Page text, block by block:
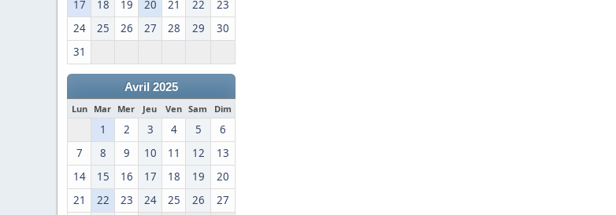
17
18 19 20 21 22
23
24
25 26 27 28 29
30
31
Avril 2025
Lun Mar Mer Jeu Ven Sam Dim
1 2 3 4 5
6
7
8 9 10 11 12
13
14
15 16 17 18 19
20
21
22 23 24 25 26 27